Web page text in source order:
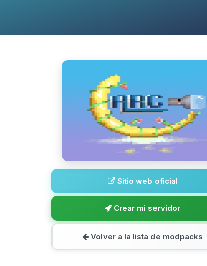
Sitio web oficial
Crear mi servidor
Volver a la lista de modpacks